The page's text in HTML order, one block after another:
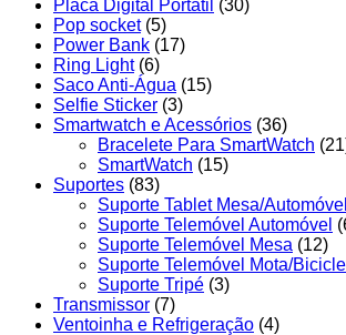
Placa Digital Portátil (30)
Pop socket (5)
Power Bank (17)
Ring Light (6)
Saco Anti-Água (15)
Selfie Sticker (3)
Smartwatch e Acessórios (36)
Bracelete Para SmartWatch
SmartWatch (15)
Suportes (83)
Suporte Tablet Mesa/Automóvel
Suporte Telemóvel Automóvel
Suporte Telemóvel Mesa (12)
Suporte Telemóvel Mota/
Suporte Tripé (3)
Transmissor (7)
Ventoinha e Refrigeração (4)